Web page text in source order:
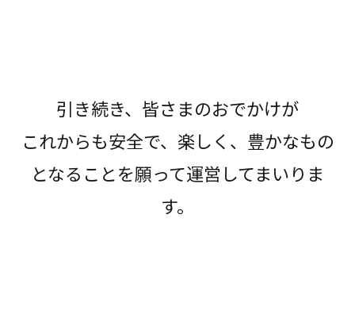
引き続き、皆さまのおでかけが
これからも安全で、楽しく、豊かなもの
となることを願って運営してまいりま
す。